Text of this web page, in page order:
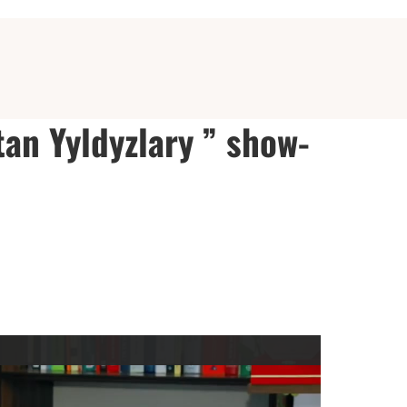
Yyldyzlary ” show-